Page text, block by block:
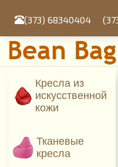
содержанию
(373) 68340404
Кресла из
искусcтвенной
кожи
Тканевые
кресла